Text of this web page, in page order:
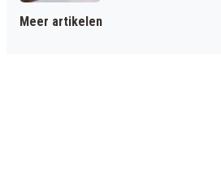
Meer artikelen